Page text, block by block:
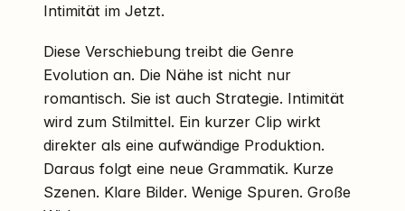
Intimität im Jetzt.
Diese Verschiebung treibt die Genre
Evolution an. Die Nähe ist nicht nur
romantisch. Sie ist auch Strategie. Intimität
wird zum Stilmittel. Ein kurzer Clip wirkt
direkter als eine aufwändige Produktion.
Daraus folgt eine neue Grammatik. Kurze
Szenen. Klare Bilder. Wenige Spuren. Große